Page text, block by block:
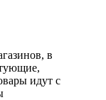
в
идут с